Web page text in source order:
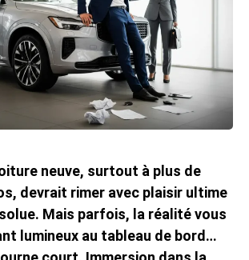
neuve, surtout à plus de
devrait rimer avec plaisir ultime
Mais parfois, la réalité vous
lumineux au tableau de bord…